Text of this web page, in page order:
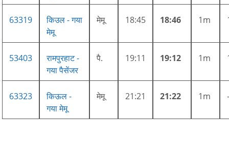
63319
किउल - गया
मेमू
मेमू 18:45 18:46 1m
53403
रामपुरहाट -
गया पैसेंजर
पै. 19:11 19:12 1m
63323
किऊल -
गया मेमू
मेमू 21:21 21:22 1m